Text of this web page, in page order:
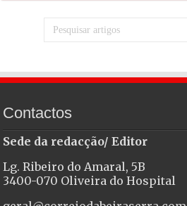
Contactos
Sede da redacção/ Editor
Lg. Ribeiro do Amaral, 5B
3400-070 Oliveira do Hospital